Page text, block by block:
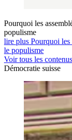
Pourquoi les
populisme
lire plus Pourquoi les
le populisme
Voir tous les contenus
Démocratie suisse